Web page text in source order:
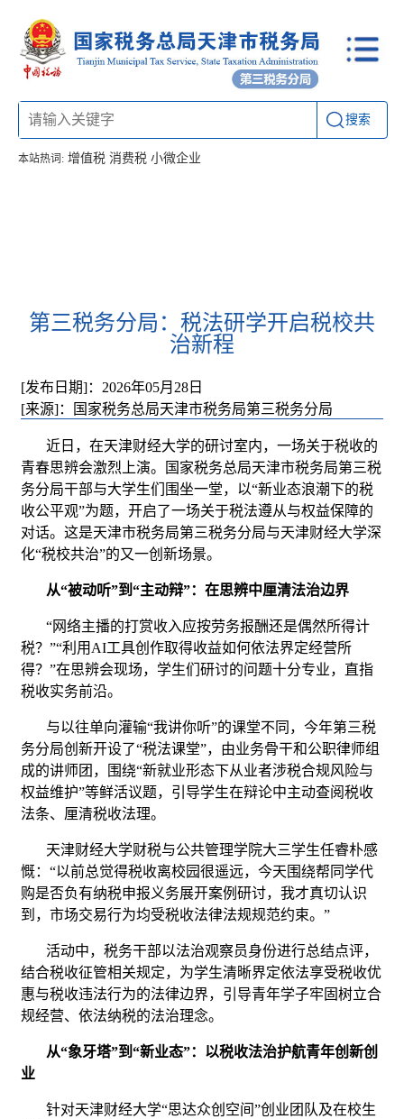
搜索
本站热词: 增值税 消费税 小微企业
第三税务分局：税法研学开启税校共
治新程
[发布日期]：2026年05月28日
[来源]：国家税务总局天津市税务局第三税务分局
近日，在天津财经大学的研讨室内，一场关于税收的
青春思辨会激烈上演。国家税务总局天津市税务局第三税
务分局干部与大学生们围坐一堂，以“新业态浪潮下的税
收公平观”为题，开启了一场关于税法遵从与权益保障的
对话。这是天津市税务局第三税务分局与天津财经大学深
化“税校共治”的又一创新场景。
从“被动听”到“主动辩”：在思辨中厘清法治边界
“网络主播的打赏收入应按劳务报酬还是偶然所得计
税？”“利用AI工具创作取得收益如何依法界定经营所
得？”在思辨会现场，学生们研讨的问题十分专业，直指
税收实务前沿。
与以往单向灌输“我讲你听”的课堂不同，今年第三税
务分局创新开设了“税法课堂”，由业务骨干和公职律师组
成的讲师团，围绕“新就业形态下从业者涉税合规风险与
权益维护”等鲜活议题，引导学生在辩论中主动查阅税收
法条、厘清税收法理。
天津财经大学财税与公共管理学院大三学生任睿朴感
慨：“以前总觉得税收离校园很遥远，今天围绕帮同学代
购是否负有纳税申报义务展开案例研讨，我才真切认识
到，市场交易行为均受税收法律法规规范约束。”
活动中，税务干部以法治观察员身份进行总结点评，
结合税收征管相关规定，为学生清晰界定依法享受税收优
惠与税收违法行为的法律边界，引导青年学子牢固树立合
规经营、依法纳税的法治理念。
从“象牙塔”到“新业态”：以税收法治护航青年创新创
业
针对天津财经大学“思达众创空间”创业团队及在校生